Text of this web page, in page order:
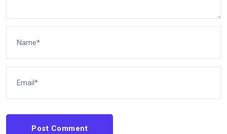
Post Comment